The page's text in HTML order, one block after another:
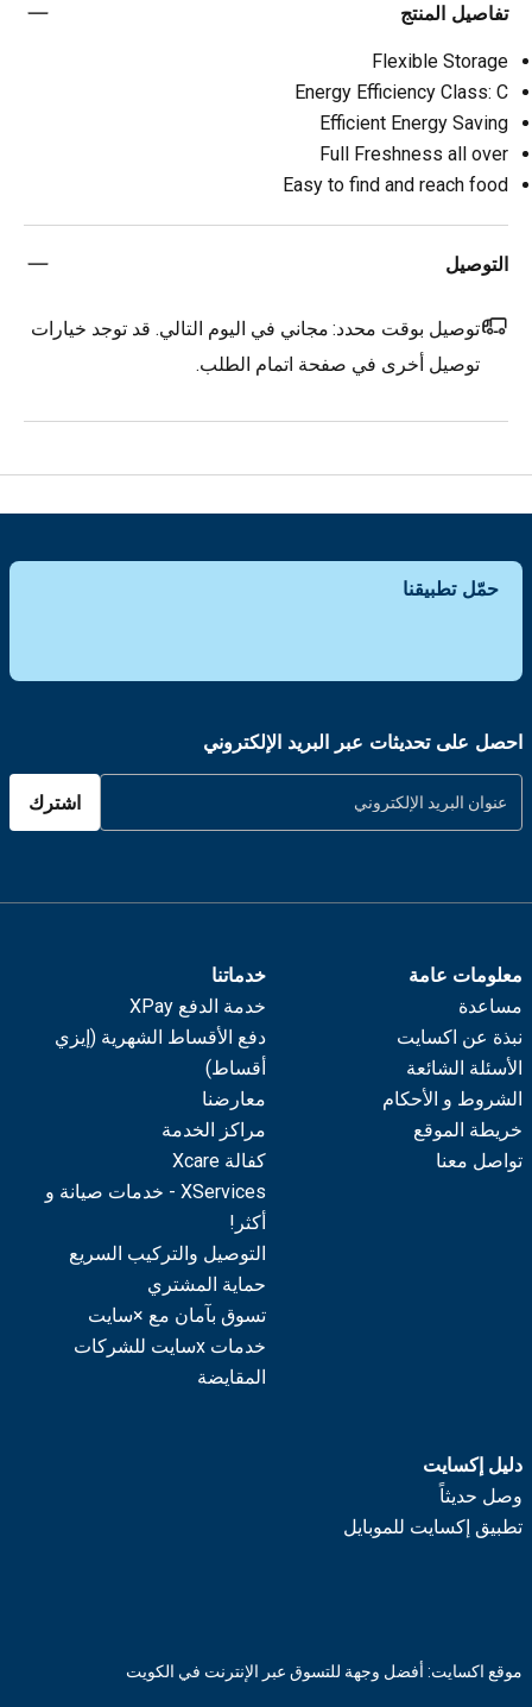
تفاصيل المنتج
Flexible Storage
Energy Efficiency Class: C
Efficient Energy Saving
Full Freshness all over
Easy to find and reach food
التوصيل
توصيل بوقت محدد: مجاني في اليوم التالي. قد توجد خيارات
توصيل أخرى في صفحة اتمام الطلب.
حمّل تطبيقنا
احصل على تحديثات عبر البريد الإلكتروني
اشترك
معلومات عامة
مساعدة
نبذة عن اكسايت
الأسئلة الشائعة
الشروط و الأحكام
خريطة الموقع
تواصل معنا
خدماتنا
خدمة الدفع XPay
دفع الأقساط الشهرية (إيزي
أقساط)
معارضنا
مراكز الخدمة
كفالة Xcare
XServices - خدمات صيانة و
أكثر!
التوصيل والتركيب السريع
حماية المشتري
تسوق بآمان مع ×سايت
خدمات xسايت للشركات
المقايضة
دليل إكسايت
وصل حديثاً
تطبيق إكسايت للموبايل
موقع اكسايت: أفضل وجهة للتسوق عبر الإنترنت في الكويت